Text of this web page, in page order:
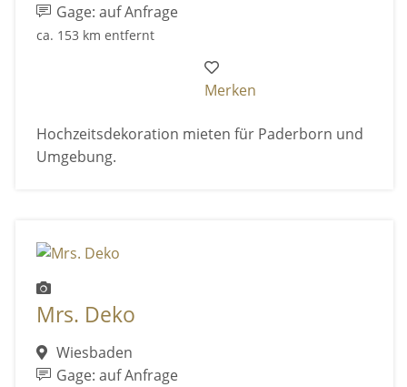
Gage: auf Anfrage
ca. 153 km entfernt
Merken
Hochzeitsdekoration mieten für Paderborn und
Umgebung.
Mrs. Deko
Wiesbaden
Gage: auf Anfrage